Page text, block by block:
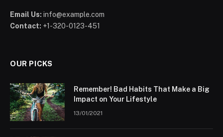
Email Us: info@example.com
Contact: +1-320-0123-451
OUR PICKS
Remember! Bad Habits That Make a Big
Impact on Your Lifestyle
13/01/2021